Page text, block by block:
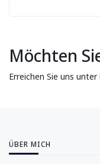
Möchten
Erreichen Sie uns unter
ÜBER MICH